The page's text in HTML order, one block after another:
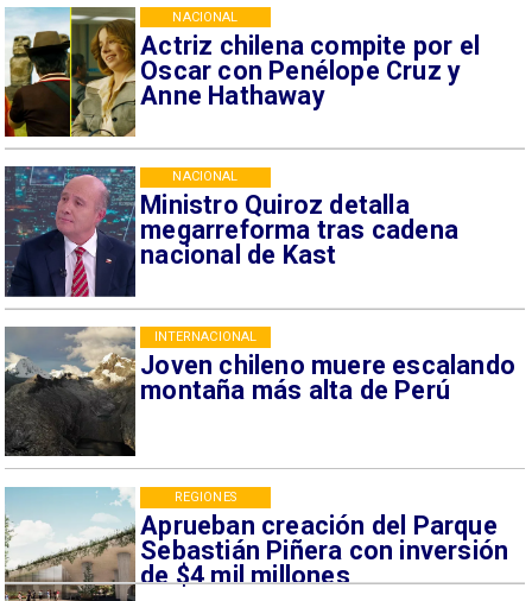
Actriz chilena compite por el
Oscar con Penélope Cruz y
Anne Hathaway
NACIONAL
Ministro Quiroz detalla
megarreforma tras cadena
nacional de Kast
NACIONAL
Joven chileno muere escalando
montaña más alta de Perú
INTERNACIONAL
Aprueban creación del Parque
Sebastián Piñera con inversión
de $4 mil millones
REGIONES